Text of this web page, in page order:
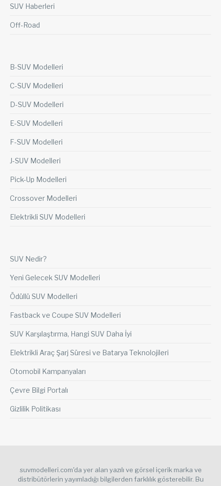
SUV Haberleri
Off-Road
B-SUV Modelleri
C-SUV Modelleri
D-SUV Modelleri
E-SUV Modelleri
F-SUV Modelleri
J-SUV Modelleri
Pick-Up Modelleri
Crossover Modelleri
Elektrikli SUV Modelleri
SUV Nedir?
Yeni Gelecek SUV Modelleri
Ödüllü SUV Modelleri
Fastback ve Coupe SUV Modelleri
SUV Karşılaştırma, Hangi SUV Daha İyi
Elektrikli Araç Şarj Süresi ve Batarya Teknolojileri
Otomobil Kampanyaları
Çevre Bilgi Portalı
Gizlilik Politikası
suvmodelleri.com'da yer alan yazılı ve görsel içerik marka ve
distribütörlerin yayımladığı bilgilerden farklılık gösterebilir. Bu